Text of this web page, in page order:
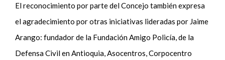
El reconocimiento por parte del Concejo también expresa
el agradecimiento por otras iniciativas lideradas por Jaime
Arango: fundador de la Fundación Amigo Policía, de la
Defensa Civil en Antioquia, Asocentros, Corpocentro